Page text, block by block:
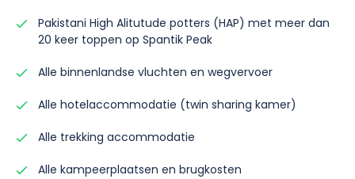
Pakistani High Alitutude potters (HAP) met meer dan
20 keer toppen op Spantik Peak
Alle binnenlandse vluchten en wegvervoer
Alle hotelaccommodatie (twin sharing kamer)
Alle trekking accommodatie
Alle kampeerplaatsen en brugkosten